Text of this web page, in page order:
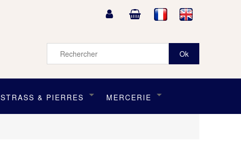
STRASS & PIERRES MERCERIE